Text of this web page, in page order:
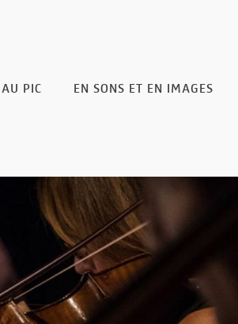
AU PIC EN SONS ET EN IMAGES